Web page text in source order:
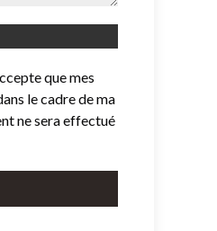
que mes
le cadre de ma
ne sera effectué